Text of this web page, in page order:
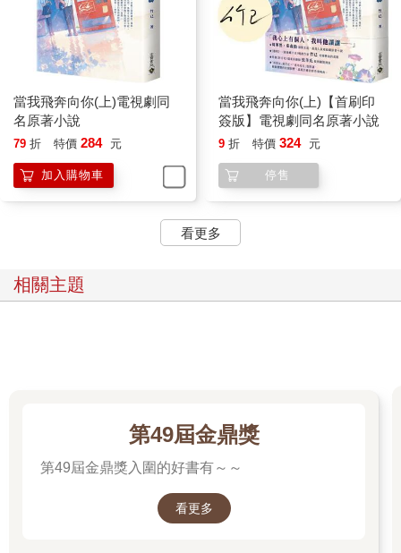
當我飛奔向你(上)電視劇同
名原著小說
79 折 特價 284 元
加入購物車
當我飛奔向你(上)【首刷印
簽版】電視劇同名原著小說
9 折 特價 324 元
停售
看更多
相關主題
第49屆金鼎獎
第49屆金鼎獎入圍的好書有～～
看更多